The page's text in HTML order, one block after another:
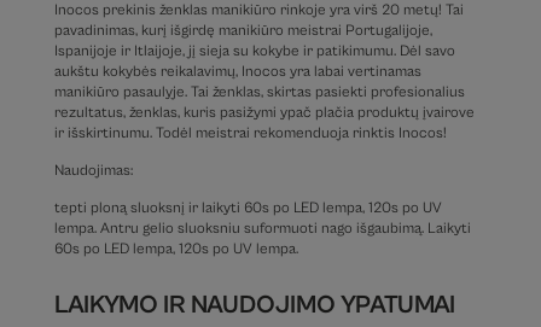
Inocos prekinis ženklas manikiūro rinkoje yra virš 20 metų! Tai
pavadinimas, kurį išgirdę manikiūro meistrai Portugalijoje,
Ispanijoje ir Itlaijoje, jį sieja su kokybe ir patikimumu. Dėl savo
aukštu kokybės reikalavimų, Inocos yra labai vertinamas
manikiūro pasaulyje. Tai ženklas, skirtas pasiekti profesionalius
rezultatus, ženklas, kuris pasižymi ypač plačia produktų įvairove
ir išskirtinumu. Todėl meistrai rekomenduoja rinktis Inocos!
Naudojimas:
tepti ploną sluoksnį ir laikyti 60s po LED lempa, 120s po UV
lempa. Antru gelio sluoksniu suformuoti nago išgaubimą. Laikyti
60s po LED lempa, 120s po UV lempa.
LAIKYMO IR NAUDOJIMO YPATUMAI